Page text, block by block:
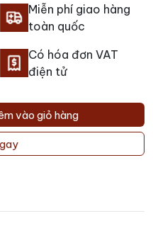
Miễn phí giao hàng
toàn quốc
Có hóa đơn VAT
điện tử
vào giỏ hàng